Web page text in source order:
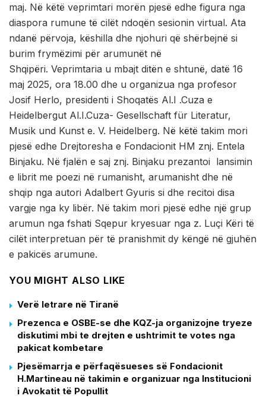
maj. Në këtë veprimtari morën pjesë edhe figura nga
diaspora rumune të cilët ndoqën sesionin virtual. Ata
ndanë përvoja, këshilla dhe njohuri që shërbejnë si
burim frymëzimi për arumunët në
Shqipëri. Veprimtaria u mbajt ditën e shtunë, datë 16
maj 2025, ora 18.00 dhe u organizua nga profesor
Josif Herlo, presidenti i Shoqatës Al.I .Cuza e
Heidelbergut Al.I.Cuza- Gesellschaft für Literatur,
Musik und Kunst e. V. Heidelberg. Në këtë takim mori
pjesë edhe Drejtoresha e Fondacionit HM znj. Entela
Binjaku. Në fjalën e saj znj. Binjaku prezantoi lansimin
e librit me poezi në rumanisht, arumanisht dhe në
shqip nga autori Adalbert Gyuris si dhe recitoi disa
vargje nga ky libër. Në takim mori pjesë edhe një grup
arumun nga fshati Sqepur kryesuar nga z. Luçi Këri të
cilët interpretuan për të pranishmit dy këngë në gjuhën
e pakicës arumune.
YOU MIGHT ALSO LIKE
Verë letrare në Tiranë
Prezenca e OSBE-se dhe KQZ-ja organizojne tryeze
diskutimi mbi te drejten e ushtrimit te votes nga
pakicat kombetare
Pjesëmarrja e përfaqësueses së Fondacionit
H.Martineau në takimin e organizuar nga Institucioni
i Avokatit të Popullit